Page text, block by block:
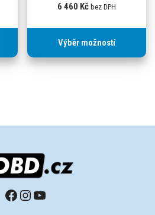
6 460 Kč bez DPH
Výběr možností